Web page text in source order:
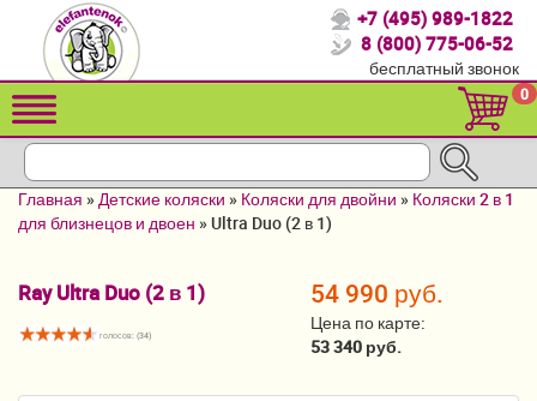
Спасибо, что выбрали нас!
Распродажа!
Детские коляски
Кроватки для новорожденных
+7 (495) 989-1822
8 (800) 775-06-52
бесплатный звонок
0
Главная »Детские коляски » Коляски для двойни » Коляски 2 в 1
для близнецов и двоен »Ultra Duo (2 в 1)
Ray Ultra Duo (2 в 1)
голосов: (34)
54 990 руб.
Цена по карте:
53 340 руб.